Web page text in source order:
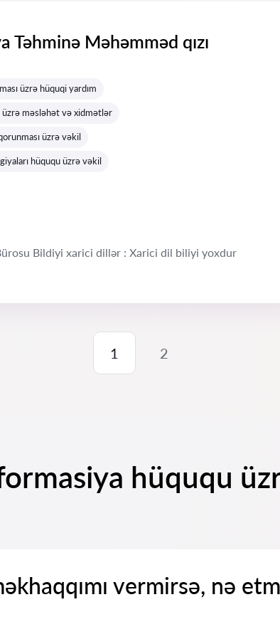
Təhminə Məhəmməd qızı
üzrə hüquqi yardım
məsləhət və xidmətlər
üzrə vəkil
hüququ üzrə vəkil
Bildiyi xarici dillər : Xarici dil biliyi yoxdur
1 2
hüququ
vermirsə, nə